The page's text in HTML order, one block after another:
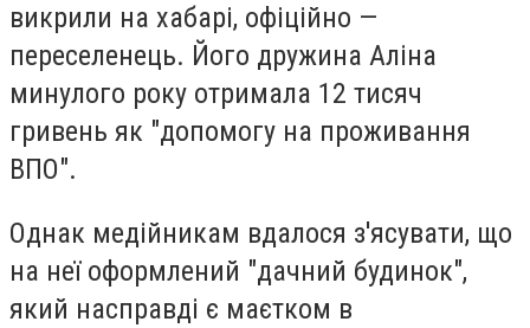
викрили на хабарі, офіційно —
переселенець. Його дружина Аліна
минулого року отримала 12 тисяч
гривень як "допомогу на проживання
ВПО".
Однак медійникам вдалося з'ясувати, що
на неї оформлений "дачний будинок",
який насправді є маєтком в